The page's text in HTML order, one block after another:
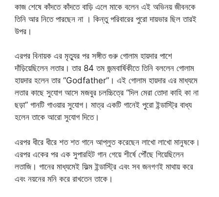
কাজ শেষে কাঁদতে কাঁদতে বাড়ি এলে মাকে বলেন এই অভিনয় জীবনকে
তিনি আর নিতে পারছেন না । কিন্তু পরিবারের পুরো দায়ভার ছিল তারই
উপর।
এরপর বিনায়ক এর মৃত্যুর পর সঙ্গীত গুরু গোলাম হায়দার পাশে
দাঁড়িয়েছিলেন লতার। তার 84 তম জন্মবার্ষিকীতে তিনি বললেন গোলাম
হায়দার হলেন তার “Godfather”। এই গোলাম হায়দার এর মাধ্যমে
লতার কাছে সুযোগ আসে মজবুর চলচ্চিত্রে “দিল মেরা তোদা কাহি কা না
ছড়া” গানটি গাওয়ার সুযোগ। মাত্র একটি গানেই পুরো ইন্ডাস্ট্রি বাধ্য
হলেন তাকে আরো সুযোগ দিতে।
এরপর ধীরে ধীরে শত শত গানে আপ্লুত করেছেন লাখো লাখো মানুষকে।
এরপর একের পর এক সুপারহিট গান গেয়ে শীর্ষে পৌঁছে গিয়েছিলেন
লতাজি। গানের মাধ্যমেই ফিল্ম ইন্ডাস্ট্রি এবং সব জনগণই মাথায় করে
এবং নয়নের মনি করে রাখতেন তাকে।